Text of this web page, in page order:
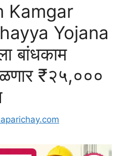
Kamgar
Yojana
बांधकाम
₹२५,०००